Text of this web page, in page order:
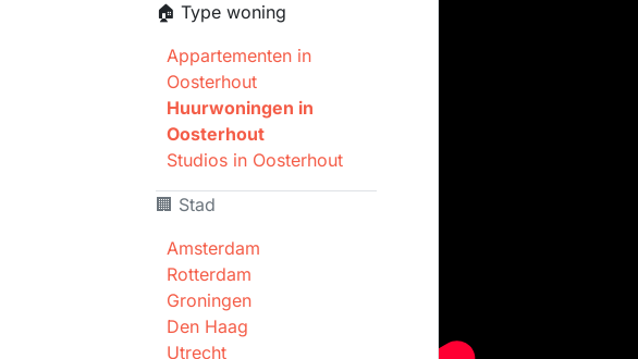
🏠 Type woning
Appartementen in
Oosterhout
Huurwoningen in
Oosterhout
Studios in Oosterhout
🏢 Stad
Amsterdam
Rotterdam
Groningen
Den Haag
Utrecht